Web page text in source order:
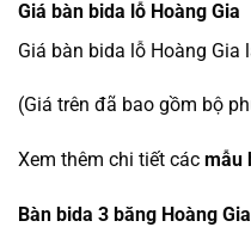
Giá bàn bida lỗ Hoàng Gia
Giá bàn bida lỗ Hoàng Gia
(Giá trên đã bao gồm bộ
Xem thêm chi tiết các mẫu
Bàn bida 3 băng Hoàng Gia